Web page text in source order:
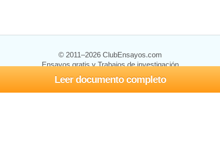
Leer documento completo
© 2011–2026 ClubEnsayos.com
Ensayos gratis y Trabajos de investigación